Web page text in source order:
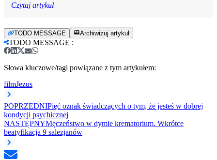
Czytaj artykuł
TODO MESSAGE Archiwizuj artykuł
TODO MESSAGE :
Słowa kluczowe/tagi powiązane z tym artykułem:
filmJezus
POPRZEDNIPięć oznak świadczących o tym, że jesteś w dobrej
kondycji psychicznej
NASTĘPNYMęczeństwo w dymie krematorium. Wkrótce
beatyfikacja 9 salezjanów